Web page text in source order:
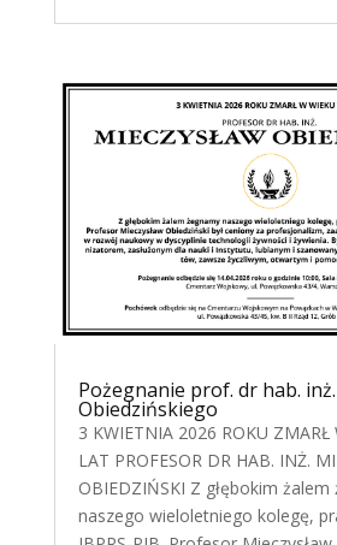
Pożegnanie prof. dr hab. inż.
Obiedzińskiego
3 KWIETNIA 2026 ROKU ZMARŁ
LAT PROFESOR DR HAB. INŻ.
OBIEDZIŃSKI Z głębokim żalem
naszego wieloletniego kolegę,